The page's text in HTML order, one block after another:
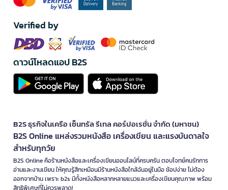
Verified by
ดาวน์โหลดแอป B2S
B2S ธุรกิจในเครือ เซ็นทรัล รีเทล คอร์ปอเรชั่น จำกัด (มหาชน)
B2S Online แหล่งรวมหนังสือ เครื่องเขียน และแรงบันดาลใจ
สำหรับทุกวัย
B2S Online คือร้านหนังสือและเครื่องเขียนออนไลน์ที่ครบครัน ตอบโจทย์คนรักการ
อ่านและงานเขียน ให้คุณรู้สึกเหมือนมีร้านหนังสือใกล้ฉันอยู่ในมือ ช้อปง่าย ไม่ต้อง
ออกจากบ้าน เพราะ b2s มีทั้งหนังสือหลากหลายแนวและเครื่องเขียนคุณภาพ พร้อม
สิทธิพิเศษที่ไม่ควรพลาด!